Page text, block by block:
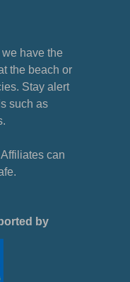
have the
the beach or
Stay alert
such as
can
by